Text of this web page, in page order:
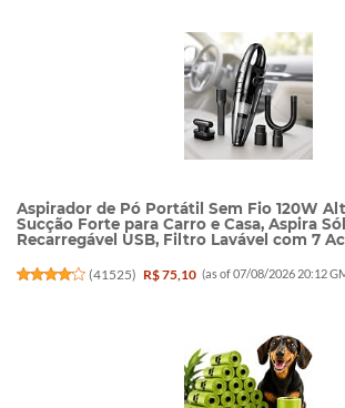
Aspirador de Pó Portátil Sem Fio 120W
Sucção Forte para Carro e Casa, Aspira
Recarregável USB, Filtro Lavável com 7
(41525) R$ 75,10 (as of 07/08/2026 20:12